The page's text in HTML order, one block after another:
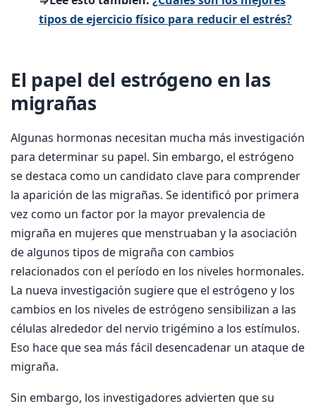
tipos de ejercicio físico para reducir el estrés?
El papel del estrógeno en las
migrañas
Algunas hormonas necesitan mucha más investigación
para determinar su papel. Sin embargo, el estrógeno
se destaca como un candidato clave para comprender
la aparición de las migrañas. Se identificó por primera
vez como un factor por la mayor prevalencia de
migraña en mujeres que menstruaban y la asociación
de algunos tipos de migraña con cambios
relacionados con el período en los niveles hormonales.
La nueva investigación sugiere que el estrógeno y los
cambios en los niveles de estrógeno sensibilizan a las
células alrededor del nervio trigémino a los estímulos.
Eso hace que sea más fácil desencadenar un ataque de
migraña.
Sin embargo, los investigadores advierten que su